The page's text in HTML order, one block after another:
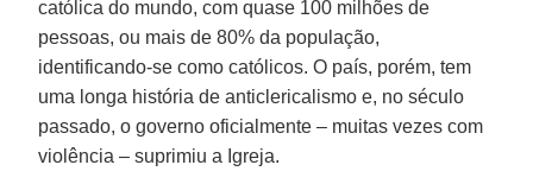
católica do mundo, com quase 100 milhões de
pessoas, ou mais de 80% da população,
identificando-se como católicos. O país, porém, tem
uma longa história de anticlericalismo e, no século
passado, o governo oficialmente – muitas vezes com
violência – suprimiu a Igreja.